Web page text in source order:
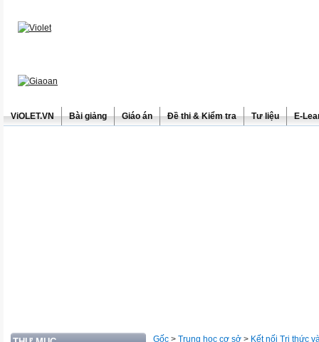
ViOLET.VN Bài giảng Giáo án Đề thi & Kiểm tra Tư liệu E-
Gốc > Trung học cơ sở > Kết nối Tri thức